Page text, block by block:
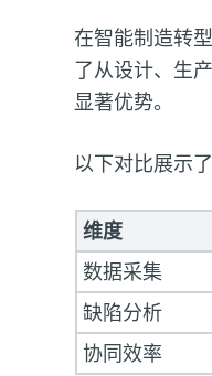
在智能制造转
了从设计、生
显著优势。
以下对比展示
维度
数据采集
缺陷分析
协同效率